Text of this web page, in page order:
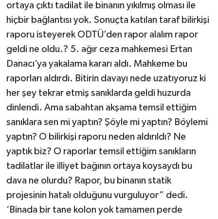
ortaya çıktı tadilat ile binanın yıkılmış olması ile
hiçbir bağlantısı yok. Sonuçta katılan taraf bilirkişi
raporu isteyerek ODTÜ’den rapor alalım rapor
geldi ne oldu.? 5. ağır ceza mahkemesi Ertan
Danacı’ya yakalama kararı aldı. Mahkeme bu
raporları aldırdı. Bitirin davayı nede uzatıyoruz ki
her şey tekrar etmiş sanıklarda geldi huzurda
dinlendi. Ama sabahtan akşama temsil ettiğim
sanıklara sen mi yaptın? Şöyle mi yaptın? Böylemi
yaptın? O bilirkişi raporu neden aldırıldı? Ne
yaptık biz? O raporlar temsil ettiğim sanıkların
tadilatlar ile illiyet bağının ortaya koysaydı bu
dava ne olurdu? Rapor, bu binanın statik
projesinin hatalı olduğunu vurguluyor” dedi.
‘Binada bir tane kolon yok tamamen perde